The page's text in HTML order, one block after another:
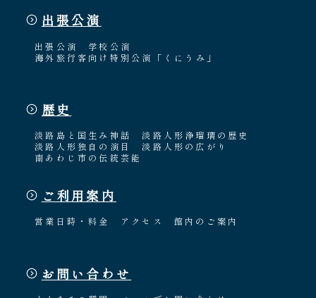
出張公演
出張公演
学校公演
海外旅行客向け特別公演「くにうみ」
歴史
淡路島と国生み神話
淡路人形浄瑠璃の歴史
淡路人形独自の演目
淡路人形の広がり
南あわじ市の伝統芸能
ご利用案内
営業日時・料金 アクセス 館内のご案内
お問い合わせ